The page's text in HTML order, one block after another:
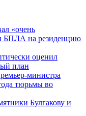
«очень
БПЛА на резиденцию
оценил
план
министра
тюрьмы во
Булгакову и